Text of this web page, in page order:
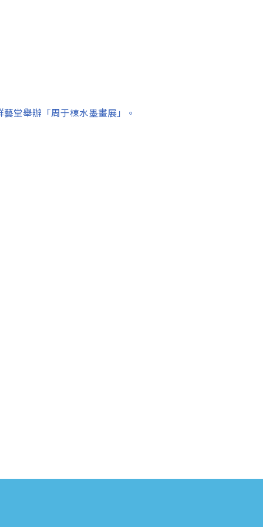
堂舉辦「周于棟水墨畫展」。